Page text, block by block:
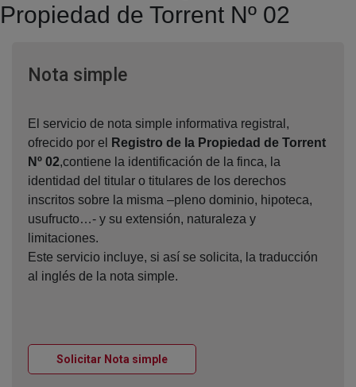
Propiedad de Torrent Nº 02
Nota simpleVentana nueva
El servicio de nota simple informativa registral,
ofrecido por el
Registro de la Propiedad de Torrent
Nº 02,contiene la identificación de la finca, la
identidad del titular o titulares de los derechos
inscritos sobre la misma –pleno dominio, hipoteca,
usufructo…- y su extensión, naturaleza y
limitaciones.
Este servicio incluye, si así se solicita, la traducción
al inglés de la nota simple.
Solicitar Nota simpleVentana nueva